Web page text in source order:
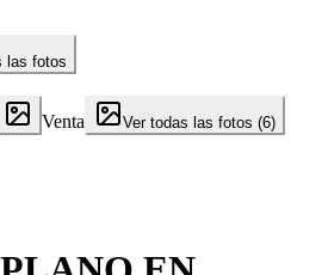
las fotos
Venta
Ver todas las fotos (6)